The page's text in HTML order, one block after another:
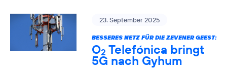
23. September 2025
BESSERES NETZ FÜR DIE ZEVENER GEEST:
O2 Telefónica bringt
5G nach Gyhum